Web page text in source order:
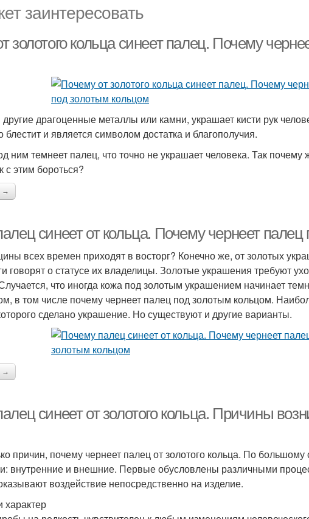
заинтересовать
золотого кольца синеет палец. Почему
другие драгоценные металлы или камни, украшает кисти рук
блестит и является символом достатка и благополучия.
ним темнеет палец, что точно не украшает человека. Так
с этим бороться?
→
синеет от кольца. Почему чернеет
всех времен приходят в восторг? Конечно же, от золотых
говорят о статусе их владелицы. Золотые украшения требуют
что иногда кожа под золотым украшением начинает
в том числе почему чернеет палец под золотым кольцом.
сделано украшение. Но существуют и другие варианты.
→
синеет от золотого кольца. Причины
причин, почему чернеет палец от золотого кольца. По
внутренние и внешние. Первые обусловлены различными
воздействие непосредственно на изделие.
характер